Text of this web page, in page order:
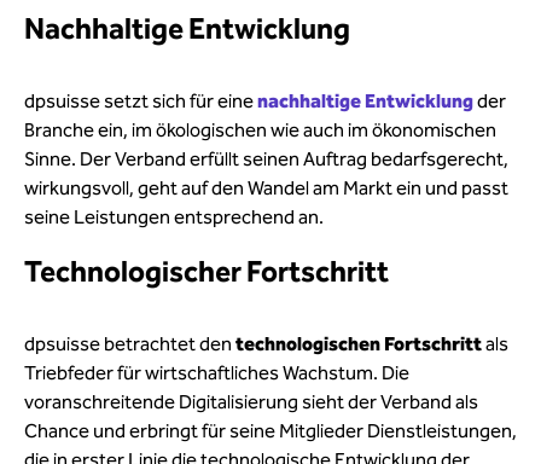
Nachhaltige Entwicklung
dpsuisse setzt sich für einenachhaltige Entwicklungder
Branche ein, im ökologischen wie auch im ökonomischen
Sinne. Der Verband erfüllt seinen Auftrag bedarfsgerecht,
wirkungsvoll, geht auf den Wandel am Markt ein und passt
seine Leistungen entsprechend an.
Technologischer Fortschritt
dpsuisse betrachtet den technologischen Fortschrittals
Triebfeder für wirtschaftliches Wachstum. Die
voranschreitende Digitalisierung sieht der Verband als
Chance und erbringt für seine Mitglieder Dienstleistungen,